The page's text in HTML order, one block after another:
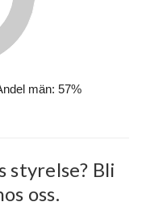
män: 57%
Bli
oss.